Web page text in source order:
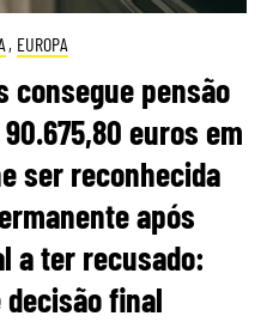
, EUROPA
consegue pensão
euros em
ser reconhecida
após
a ter recusado:
final